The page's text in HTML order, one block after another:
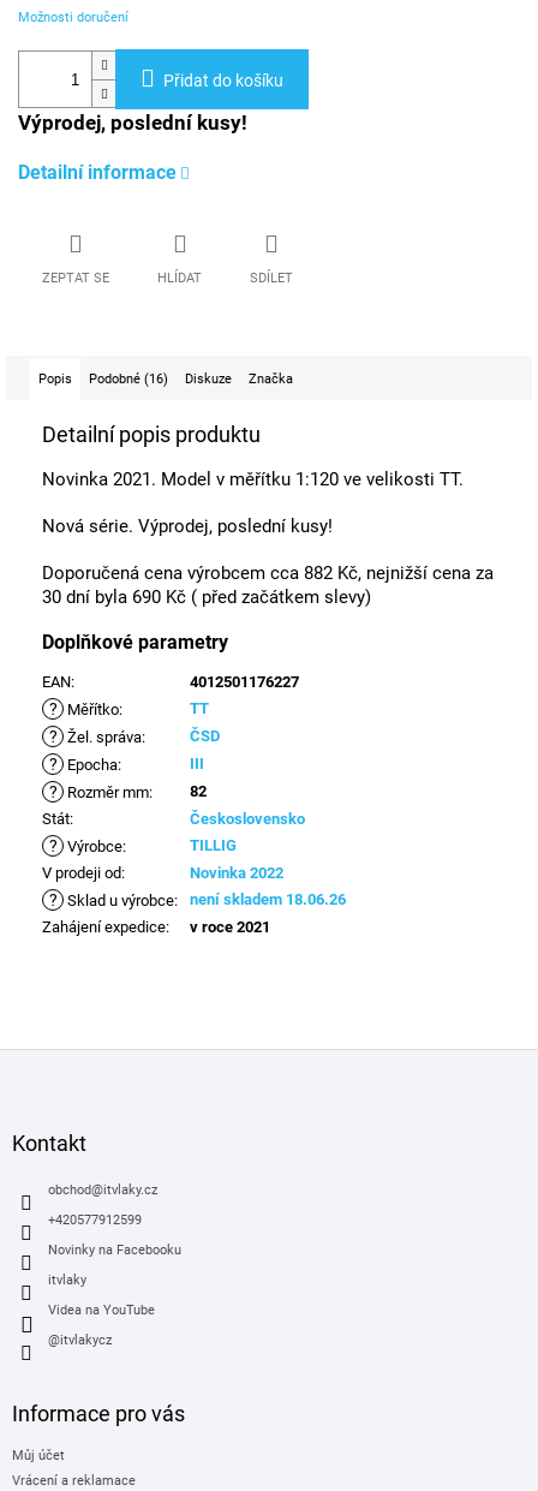
Možnosti doručení
Přidat do košíku
Výprodej, poslední kusy!
Detailní informace
ZEPTAT SE HLÍDAT SDÍLET
Popis Podobné (16) Diskuze Značka
Detailní popis produktu
Novinka 2021. Model v měřítku 1:120 ve velikosti TT.
Nová série. Výprodej, poslední kusy!
Doporučená cena výrobcem cca 882 Kč, nejnižší cena za
30 dní byla 690 Kč ( před začátkem slevy)
Doplňkové parametry
EAN: 4012501176227
? Měřítko: TT
? Žel. správa: ČSD
? Epocha: III
? Rozměr mm:
82
Stát: Československo
? Výrobce:
TILLIG
V prodeji od: Novinka 2022
? Sklad u výrobce:
není skladem 18.06.26
Zahájení expedice: v roce 2021
Kontakt
obchod@itvlaky.cz
+420577912599
Novinky na Facebooku
itvlaky
Videa na YouTube
@itvlakycz
Informace pro vás
Můj účet
Vrácení a reklamace